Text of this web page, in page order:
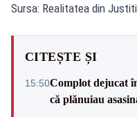
Sursa: Realitatea din
CITEȘTE ȘI
15:50Complot dejucat
că plănuiau